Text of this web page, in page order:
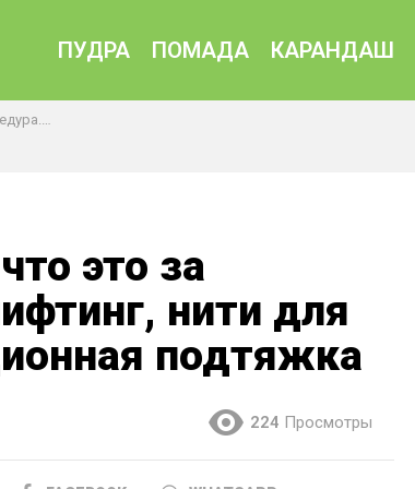
ПУДРА ПОМАДА КАРАНДАШ
подтяжка
это за
нити для
подтяжка
224 Просмотры